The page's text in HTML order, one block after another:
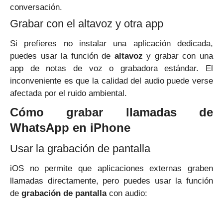
conversación.
Grabar con el altavoz y otra app
Si prefieres no instalar una aplicación dedicada,
puedes usar la función de altavoz y grabar con una
app de notas de voz o grabadora estándar. El
inconveniente es que la calidad del audio puede verse
afectada por el ruido ambiental.
Cómo grabar llamadas de
WhatsApp en iPhone
Usar la grabación de pantalla
iOS no permite que aplicaciones externas graben
llamadas directamente, pero puedes usar la función
de grabación de pantallacon audio: